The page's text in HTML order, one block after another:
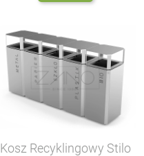
Kosz Recyklingowy Stilo